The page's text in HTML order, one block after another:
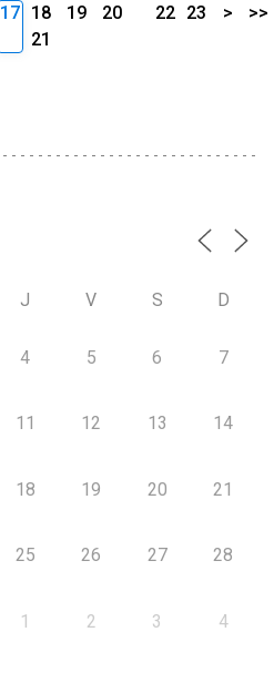
17 18 19
20
21
22 23 > >>
J V S D
4 5 6 7
11 12 13 14
18 19 20 21
25 26 27 28
1 2 3 4